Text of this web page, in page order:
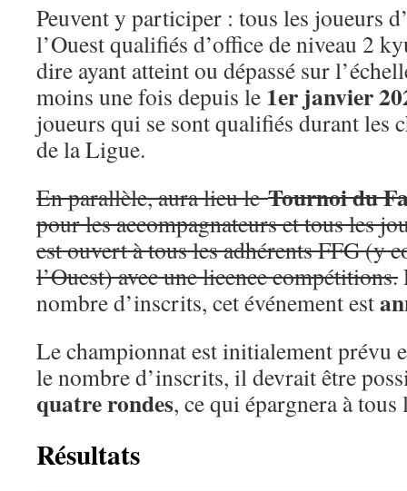
Peuvent y participer : tous les joueurs
l’Ouest qualifiés d’office de niveau 2
dire ayant atteint ou dépassé sur
moins une fois depuis le 1er janvier
joueurs qui se sont qualifiés durant les
de la Ligue.
En parallèle, aura lieu leTournoi du
pour les accompagnateurs et tous les
est ouvert à tous les adhérents FFG (y
l’Ouest) avec une licence compétitions.
nombre d’inscrits, cet événement est
Le championnat est initialement prévu
le nombre d’inscrits, il devrait être
quatre rondes, ce qui épargnera à
Résultats